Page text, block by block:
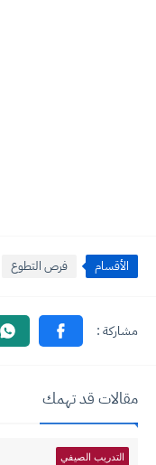
الأقسام فرص التطوع
مقالات قد تهمك
التدريب الصيفي